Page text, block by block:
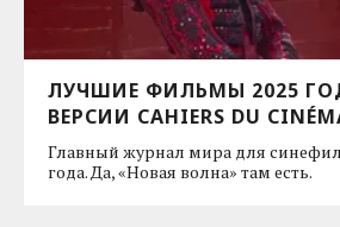
ЛУЧШИЕ ФИЛЬМЫ 2025
ВЕРСИИ CAHIERS DU
Главный журнал мира для
года. Да, «Новая волна» там есть.